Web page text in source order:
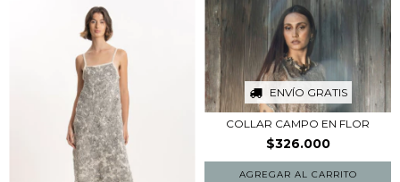
ENVÍO GRATIS
COLLAR CAMPO EN FLOR
$326.000